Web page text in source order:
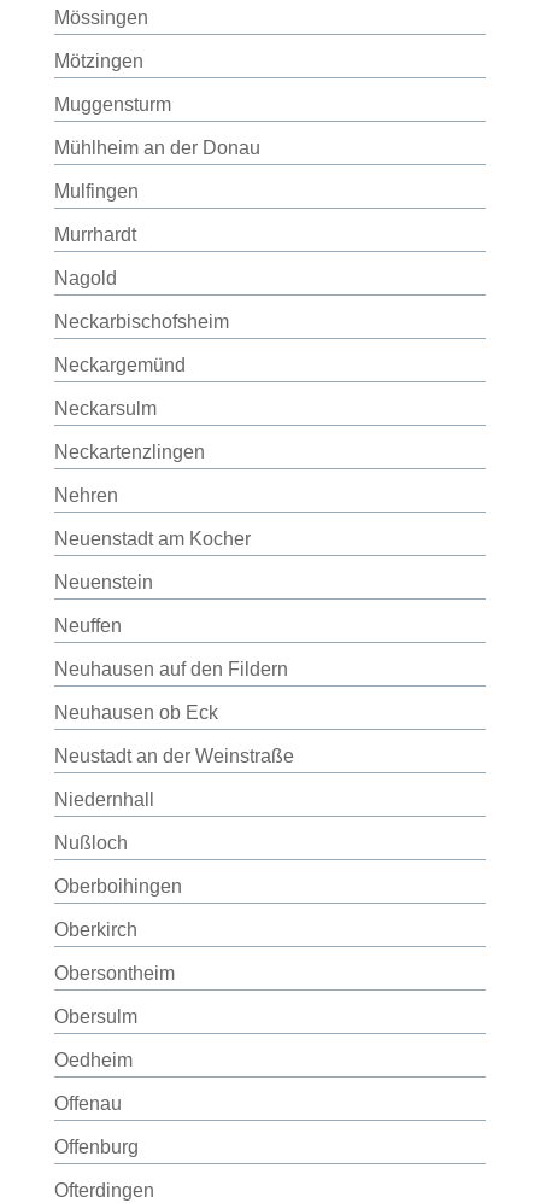
Mössingen
Mötzingen
Muggensturm
Mühlheim an der Donau
Mulfingen
Murrhardt
Nagold
Neckarbischofsheim
Neckargemünd
Neckarsulm
Neckartenzlingen
Nehren
Neuenstadt am Kocher
Neuenstein
Neuffen
Neuhausen auf den Fildern
Neuhausen ob Eck
Neustadt an der Weinstraße
Niedernhall
Nußloch
Oberboihingen
Oberkirch
Obersontheim
Obersulm
Oedheim
Offenau
Offenburg
Ofterdingen